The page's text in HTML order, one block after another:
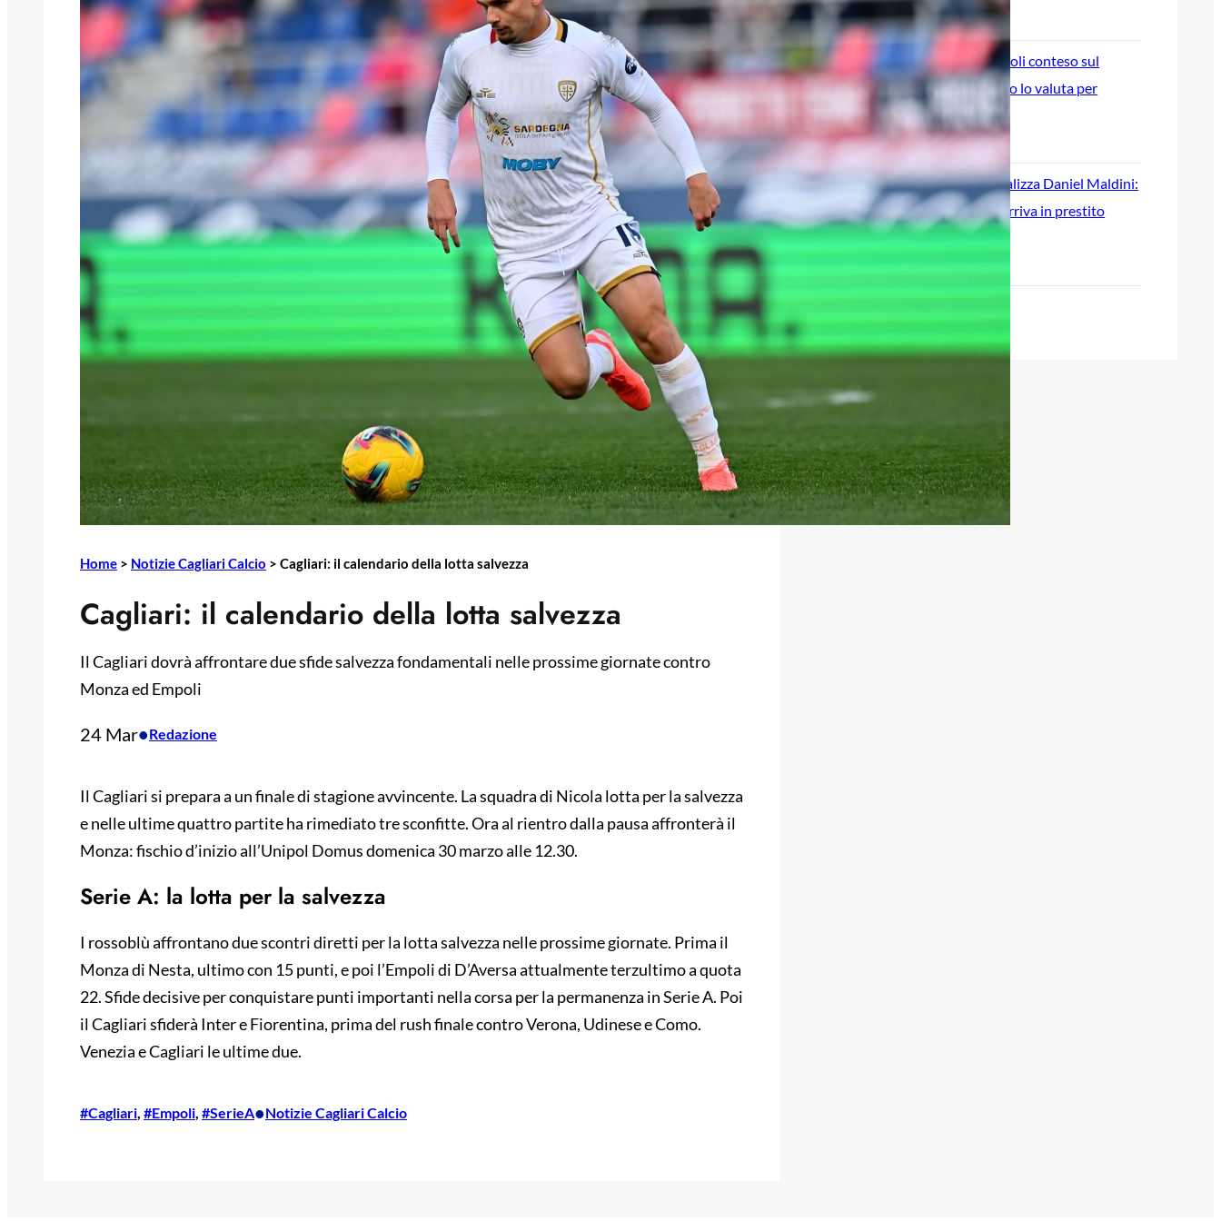
Home > Notizie Cagliari Calcio > Cagliari: il calendario della lotta salvezza
Cagliari: il calendario della lotta salvezza
Il Cagliari dovrà affrontare due sfide salvezza fondamentali nelle prossime giornate contro
Monza ed Empoli
24 Mar•Redazione
Il Cagliari si prepara a un finale di stagione avvincente. La squadra di Nicola lotta per la salvezza
e nelle ultime quattro partite ha rimediato tre sconfitte. Ora al rientro dalla pausa affronterà il
Monza: fischio d’inizio all’Unipol Domus domenica 30 marzo alle 12.30.
Serie A: la lotta per la salvezza
I rossoblù affrontano due scontri diretti per la lotta salvezza nelle prossime giornate. Prima il
Monza di Nesta, ultimo con 15 punti, e poi l’Empoli di D’Aversa attualmente terzultimo a quota
22. Sfide decisive per conquistare punti importanti nella corsa per la permanenza in Serie A. Poi
il Cagliari sfiderà Inter e Fiorentina, prima del rush finale contro Verona, Udinese e Como.
Venezia e Cagliari le ultime due.
#Cagliari, #Empoli, #SerieA•Notizie Cagliari Calcio
9 Agosto 2026
Ex Cagliari, Piccoli conteso sul
mercato: la Lazio lo valuta per
l’attacco
9 Agosto 2026
Il Cagliari ufficializza Daniel Maldini:
il trequartista arriva in prestito
dall’Atalanta